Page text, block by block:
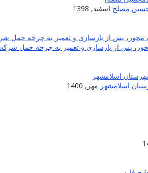
مصلح اسفند, 1398
اسلامشهر مهر, 1400